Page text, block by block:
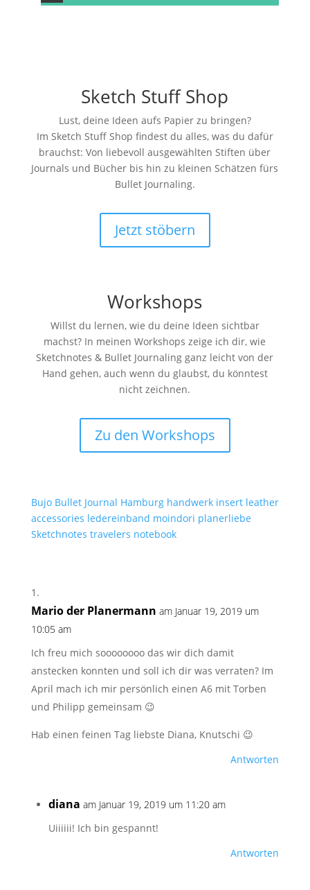
Sketch Stuff Shop
Lust, deine Ideen aufs Papier zu bringen?
Im Sketch Stuff Shop findest du alles, was du dafür
brauchst: Von liebevoll ausgewählten Stiften über
Journals und Bücher bis hin zu kleinen Schätzen fürs
Bullet Journaling.
Jetzt stöbern
Workshops
Willst du lernen, wie du deine Ideen sichtbar
machst? In meinen Workshops zeige ich dir, wie
Sketchnotes & Bullet Journaling ganz leicht von der
Hand gehen, auch wenn du glaubst, du könntest
nicht zeichnen.
Zu den Workshops
Bujo Bullet Journal Hamburg handwerk insert leather
accessories ledereinband moindori planerliebe
Sketchnotes travelers notebook
Mario der Planermann am Januar 19, 2019 um
10:05 am
Ich freu mich soooooooo das wir dich damit
anstecken konnten und soll ich dir was verraten? Im
April mach ich mir persönlich einen A6 mit Torben
und Philipp gemeinsam 😉
Hab einen feinen Tag liebste Diana, Knutschi 😉
Antworten
diana am Januar 19, 2019 um 11:20 am
Uiiiiii! Ich bin gespannt!
Antworten